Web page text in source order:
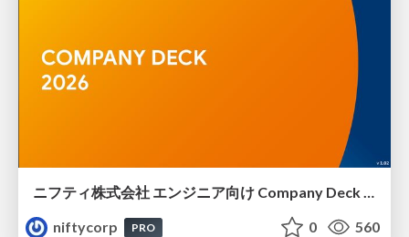
ニフティ株式会社 エンジニア向け Company Deck 2026年版
niftycorp
PRO 0 560